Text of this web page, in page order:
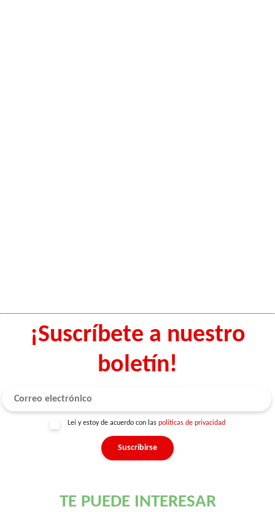
¡Suscríbete a nuestro
boletín!
Leí y estoy de acuerdo con las políticas de privacidad
TE PUEDE INTERESAR